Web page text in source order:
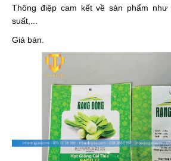
Thông điệp cam kết về sản phẩm
suất,...
Giá bán.